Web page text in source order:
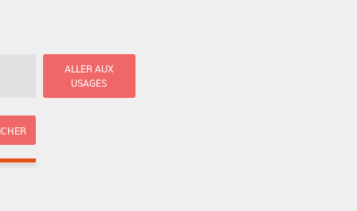
ALLER AUX
USAGES